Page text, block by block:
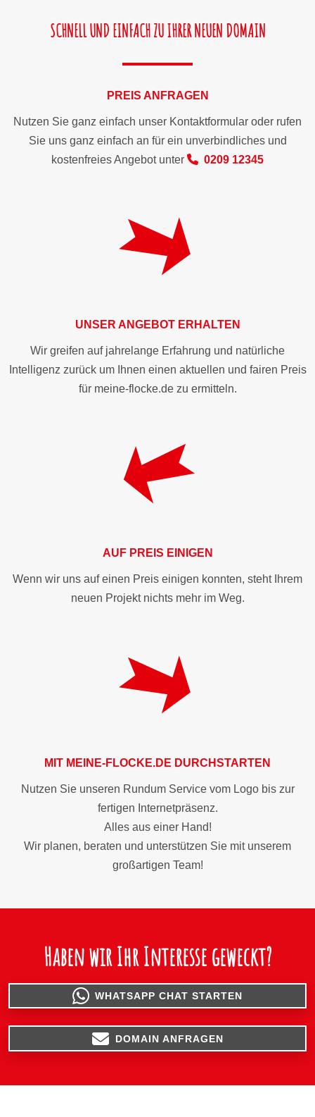
SCHNELL UND EINFACH ZU IHRER NEUEN DOMAIN
PREIS ANFRAGEN
Nutzen Sie ganz einfach unser Kontaktformular oder rufen
Sie uns ganz einfach an für ein unverbindliches und
kostenfreies Angebot unter
0209 12345
UNSER ANGEBOT ERHALTEN
Wir greifen auf jahrelange Erfahrung und natürliche
Intelligenz zurück um Ihnen einen aktuellen und fairen Preis
für meine-flocke.de zu ermitteln.
AUF PREIS EINIGEN
Wenn wir uns auf einen Preis einigen konnten, steht Ihrem
neuen Projekt nichts mehr im Weg.
MIT MEINE-FLOCKE.DE DURCHSTARTEN
Nutzen Sie unseren Rundum Service vom Logo bis zur
fertigen Internetpräsenz.
Alles aus einer Hand!
Wir planen, beraten und unterstützen Sie mit unserem
großartigen Team!
Haben wir Ihr Interesse geweckt?
WHATSAPP CHAT STARTEN
DOMAIN ANFRAGEN